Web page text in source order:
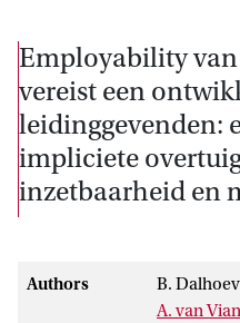
Employability
vereist een
leidinggevenden:
impliciete
inzetbaarheid en
Authors
B.
A. van